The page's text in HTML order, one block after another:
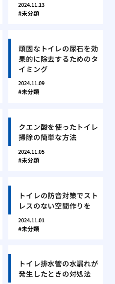
2024.11.13
未分類
頑固なトイレの尿石を効
果的に除去するためのタ
イミング
2024.11.09
未分類
クエン酸を使ったトイレ
掃除の簡単な方法
2024.11.05
未分類
トイレの防音対策でスト
レスのない空間作りを
2024.11.01
未分類
トイレ排水管の水漏れが
発生したときの対処法